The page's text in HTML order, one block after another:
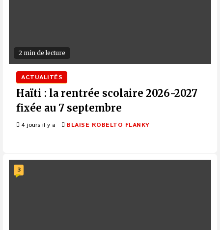
2 min de lecture
ACTUALITÉS
Haïti : la rentrée scolaire 2026-2027
fixée au 7 septembre
4 jours il y a BLAISE ROBELTO FLANKY
3